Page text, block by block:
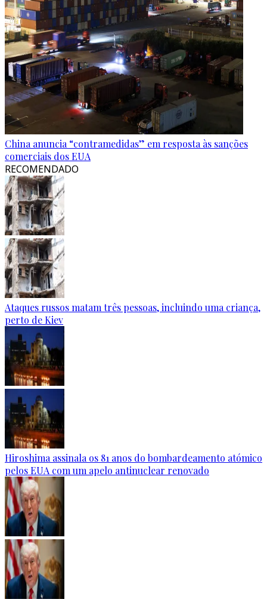
China anuncia “contramedidas” em resposta às sanções
comerciais dos EUA
RECOMENDADO
Ataques russos matam três pessoas, incluindo uma criança,
perto de Kiev
Hiroshima assinala os 81 anos do bombardeamento atómico
pelos EUA com um apelo antinuclear renovado